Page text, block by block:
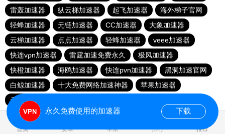
雷轰加速器
纵云梯加速器 起飞加速器
海外梯子官网
轻蜂加速器
元链加速器 CC加速器
大象加速器
云梯加速器
点点加速器 轻蜂加速器
veee加速器
快连vρn加速器
雷霆加速免费永久
极风加速器
快橙加速器
海鸥加速器 快连pvn加速器
黑洞加速官网
白鲸加速器
十大免费网络加速神器
苹果加速器
元链加速器
首页 安卓 苹果 排行 推荐
永久免费使用的加速器 下载
0.020225s